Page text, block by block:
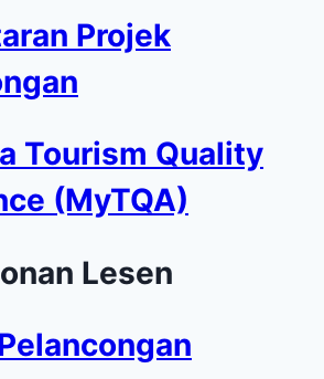
Projek
Tourism Quality
(MyTQA)
Lesen